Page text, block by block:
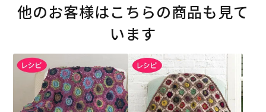
他のお客様はこちらの商品も見て
います